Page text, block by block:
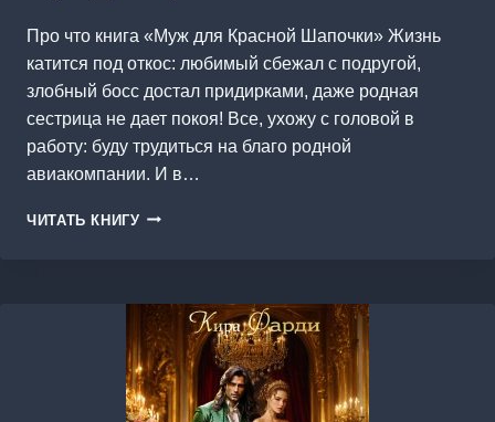
Про что книга «Муж для Красной Шапочки» Жизнь
катится под откос: любимый сбежал с подругой,
злобный босс достал придирками, даже родная
сестрица не дает покоя! Все, ухожу с головой в
работу: буду трудиться на благо родной
авиакомпании. И в…
ЧИТАТЬ КНИГУ МУЖ